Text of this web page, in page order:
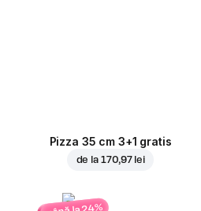
Pizza 35 cm 3+1 gratis
de la 170,97 lei